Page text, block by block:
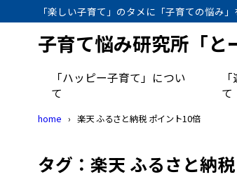
「楽しい子育て」のタメに「子育ての悩み
子育て悩み研究所「と
「ハッピー子育て」につい
て
て
home 楽天 ふるさと納税 ポイント10倍
タグ：楽天 ふるさと納